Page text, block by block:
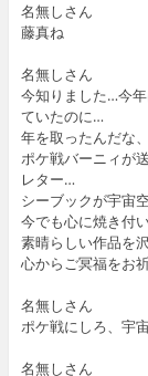
名無しさん
藤真ね
名無しさん
今知りました…今
ていたのに…
年を取ったんだな
ポケ戦バーニィが
レター…
シーブックが宇宙
今でも心に焼き付
素晴らしい作品を
心からご冥福をお
名無しさん
ポケ戦にしろ、宇
名無しさん